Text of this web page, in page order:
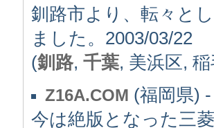
釧路市より、転々と
ました。2003/03/22
(釧路, 千葉, 美浜区,
Z16A.COM (福岡県) -
今は絶版となった三